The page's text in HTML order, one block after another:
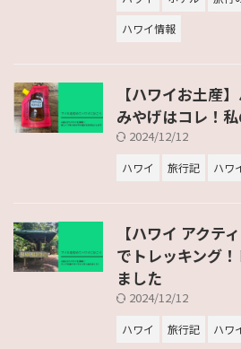
ハワイ情報
【ハワイお土産
みやげはコレ！
2024/12/12
ハワイ 旅行記 ハワ
【ハワイ アクテ
でトレッキング
ました
2024/12/12
ハワイ 旅行記 ハワ